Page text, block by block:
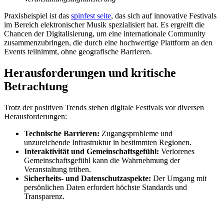
Praxisbeispiel ist das spinfest seite, das sich auf innovative Festivals
im Bereich elektronischer Musik spezialisiert hat. Es ergreift die
Chancen der Digitalisierung, um eine internationale Community
zusammenzubringen, die durch eine hochwertige Plattform an den
Events teilnimmt, ohne geografische Barrieren.
Herausforderungen und kritische
Betrachtung
Trotz der positiven Trends stehen digitale Festivals vor diversen
Herausforderungen:
Technische Barrieren: Zugangsprobleme und
unzureichende Infrastruktur in bestimmten Regionen.
Interaktivität und Gemeinschaftsgefühl: Verlorenes
Gemeinschaftsgefühl kann die Wahrnehmung der
Veranstaltung trüben.
Sicherheits- und Datenschutzaspekte: Der Umgang mit
persönlichen Daten erfordert höchste Standards und
Transparenz.